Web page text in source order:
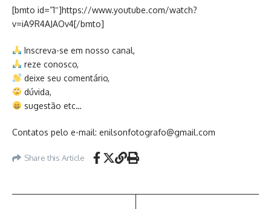
[bmto id=”1″]https://www.youtube.com/watch?
v=iA9R4AJAOv4[/bmto]
Inscreva-se em nosso canal,
reze conosco,
deixe seu comentário,
dúvida,
sugestão etc…
Contatos pelo e-mail: enilsonfotografo@gmail.com
Share this Article